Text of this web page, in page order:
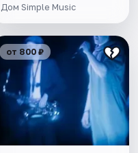
Дом Simple Music
от 800 ₽